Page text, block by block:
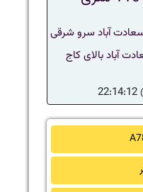
آباد سرو شرقی
آباد بالای کاج